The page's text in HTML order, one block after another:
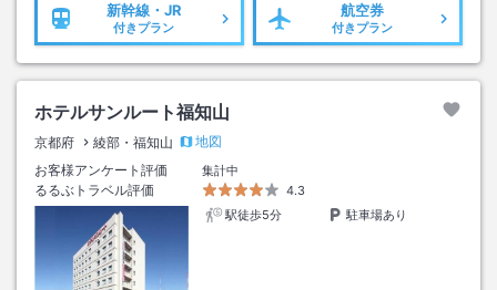
新幹線・JR
付きプラン
航空券
付きプラン
ホテルサンルート福知山
京都府 綾部・福知山
地図
お客様アンケート評価
集計中
るるぶトラベル評価
4.3
駅徒歩5分
駐車場あり